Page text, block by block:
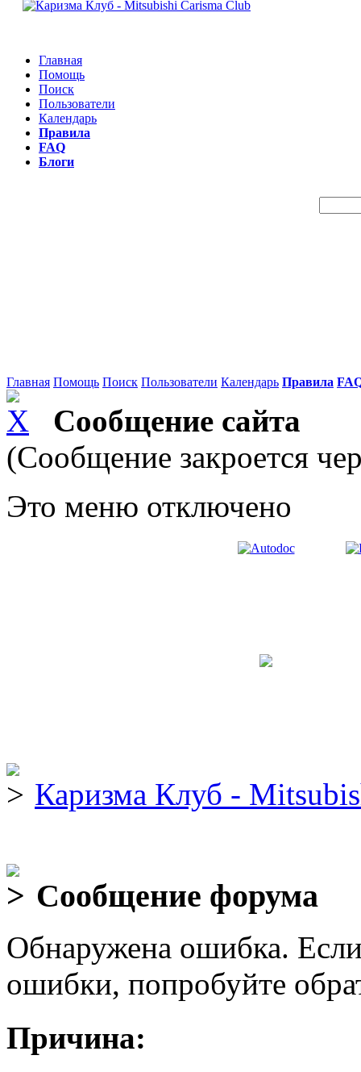
Главная
Помощь
Поиск
Пользователи
Календарь
Правила
FAQ
Блоги
Главная Помощь Поиск Пользователи Календарь Правила
Сообщение сайта
(Сообщение закроется
Это меню отключено
Каризма Клуб -
Сообщение форума
Обнаружена ошибка.
ошибки, попробуйте
Причина: